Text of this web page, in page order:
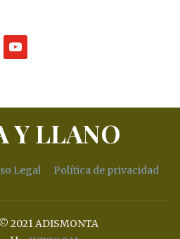
youtube
Y LLANO
Legal Política de privacidad
2021 ADISMONTA